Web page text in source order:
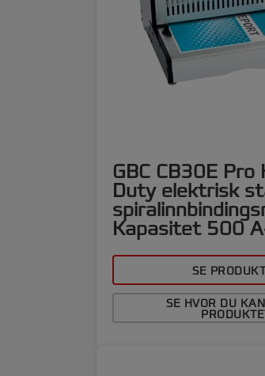
GBC CB30E Pro
Duty elektrisk
Kapasitet 500
SE
SE HVOR DU